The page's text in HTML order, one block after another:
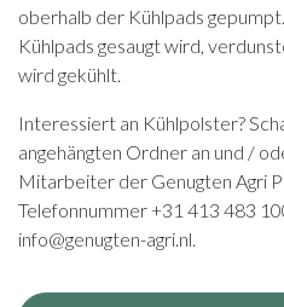
oberhalb der Kühlpads
Kühlpads gesaugt wird,
wird gekühlt.
Interessiert an Kühlpolster?
angehängten Ordner an und /
Mitarbeiter der Genugten Agri
Telefonnummer +31 413 483
info@genugten-agri.nl.